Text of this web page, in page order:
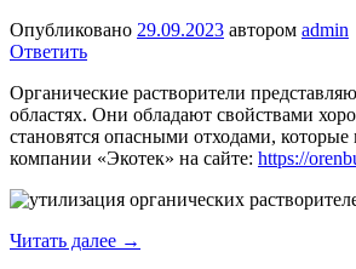
Опубликовано 29.09.2023 автором admin
Ответить
Органические растворители
областях. Они обладают свойствами
становятся опасными отходами,
компании «Экотек» на сайте: https://
Читать далее →